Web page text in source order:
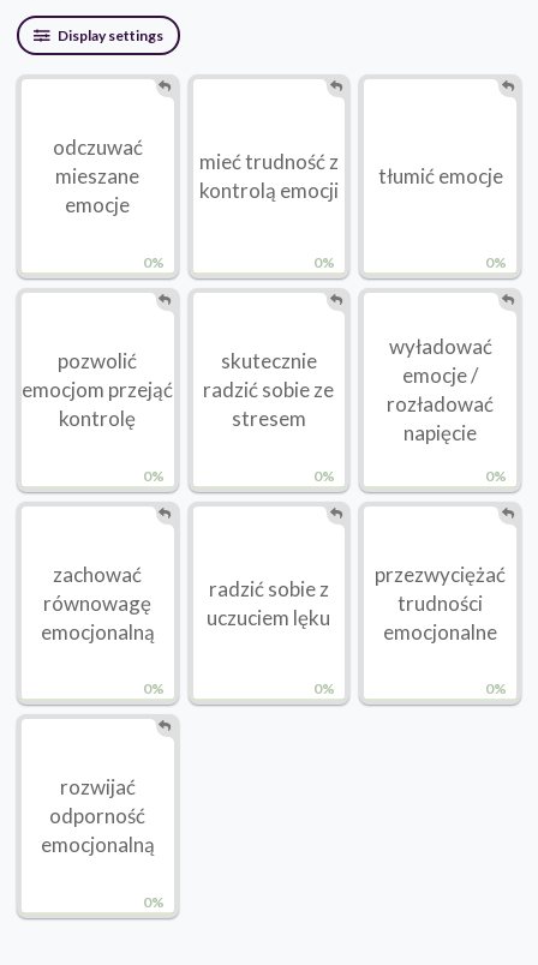
Display settings
0%
odczuwać
mieszane
emocje
0%
mieć trudność z
kontrolą emocji
0%
tłumić emocje
0%
pozwolić
emocjom przejąć
kontrolę
0%
skutecznie
radzić sobie ze
stresem
0%
wyładować
emocje /
rozładować
napięcie
0%
zachować
równowagę
emocjonalną
0%
radzić sobie z
uczuciem lęku
0%
przezwyciężać
trudności
emocjonalne
0%
rozwijać
odporność
emocjonalną